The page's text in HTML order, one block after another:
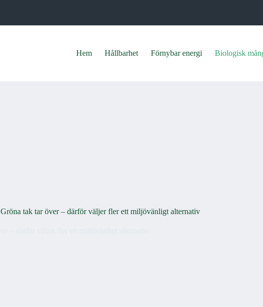
Hem Hållbarhet Förnybar energi Biologisk
Gröna tak tar över – därför väljer fler ett miljövänligt alternativ